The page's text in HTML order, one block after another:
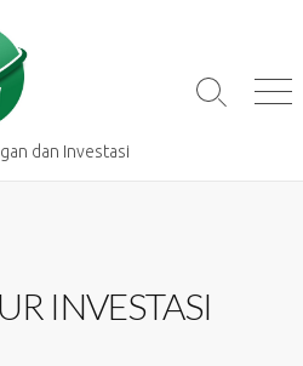
dan Investasi
Search
INVESTASI